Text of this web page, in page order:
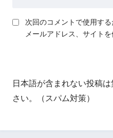
次回のコメントで使用す
メールアドレス、サイトを
日本語が含まれない投稿
さい。（スパム対策）